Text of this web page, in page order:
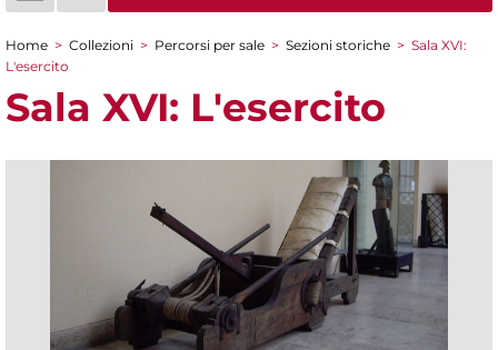
Tu sei qui
Home > Collezioni > Percorsi per sale > Sezioni storiche > Sala XVI:
L'esercito
Sala XVI: L'esercito